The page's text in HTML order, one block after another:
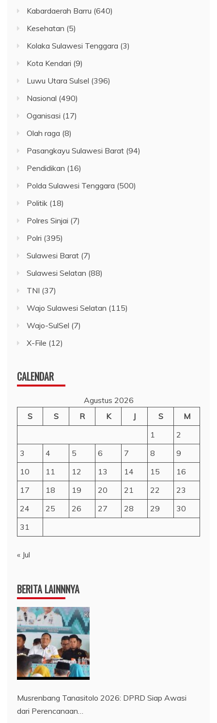
Kabardaerah Barru (640)
Kesehatan (5)
Kolaka Sulawesi Tenggara (3)
Kota Kendari (9)
Luwu Utara Sulsel (396)
Nasional (490)
Oganisasi (17)
Olah raga (8)
Pasangkayu Sulawesi Barat (94)
Pendidikan (16)
Polda Sulawesi Tenggara (500)
Politik (18)
Polres Sinjai (7)
Polri (395)
Sulawesi Barat (7)
Sulawesi Selatan (88)
TNI (37)
Wajo Sulawesi Selatan (115)
Wajo-SulSel (7)
X-File (12)
CALENDAR
Agustus 2026
S
S R K J S
M
1
2
3
4 5 6 7 8
9
10
11 12 13 14 15
16
17
18 19 20 21 22
23
24
25 26 27 28 29
30
31
« Jul
BERITA LAINNNYA
Musrenbang Tanasitolo 2026: DPRD Siap Awasi
dari Perencanaan…